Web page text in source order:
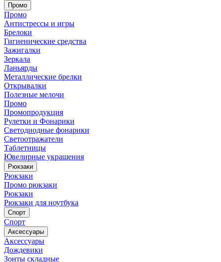
Промо
Промо
Антистрессы и игры
Брелоки
Гигиенические средства
Зажигалки
Зеркала
Ланьярды
Металлические брелки
Открывалки
Полезные мелочи
Промо
Промопродукция
Рулетки и Фонарики
Светодиодные фонарики
Светоотражатели
Таблетницы
Ювелирные украшения
Рюкзаки
Рюкзаки
Промо рюкзаки
Рюкзаки
Рюкзаки для ноутбука
Спорт
Спорт
Аксессуары
Аксессуары
Дождевики
Зонты складные